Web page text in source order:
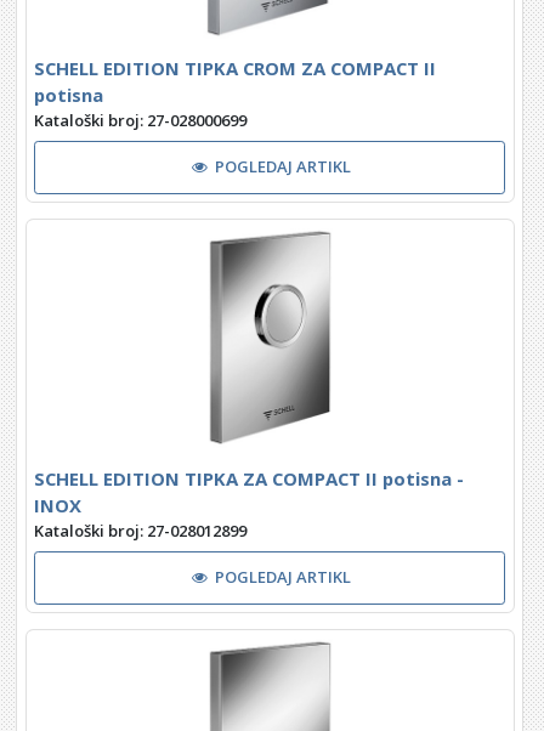
SCHELL EDITION TIPKA CROM ZA COMPACT II
potisna
Kataloški broj: 27-028000699
POGLEDAJ ARTIKL
SCHELL EDITION TIPKA ZA COMPACT II potisna -
INOX
Kataloški broj: 27-028012899
POGLEDAJ ARTIKL